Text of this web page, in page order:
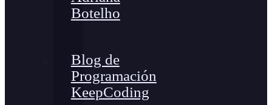
Botelho
Blog de
Programación
KeepCoding